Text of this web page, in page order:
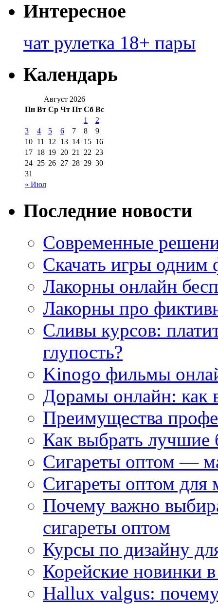
Интересное
чат рулетка 18+ пары
Календарь
Август 2026
Пн Вт Ср Чт Пт Сб Вс
« Июл
1
2
3
4 5 6 7 8
9
10 11 12 13 14 15 16
17 18 19 20 21 22 23
24 25 26 27 28 29 30
31
Последние новости
Современные
Скачать игры одним
Лакорны онлайн
Лакорны про
Сливы курсов:
глупость?
Kinogo фильмы
Дорамы онлайн: как
Преимущества
Как выбрать
Сигареты оптом —
Сигареты оптом для
Почему важно
сигареты оптом
Курсы по дизайну
Корейские новинки
Hallux valgus: почему